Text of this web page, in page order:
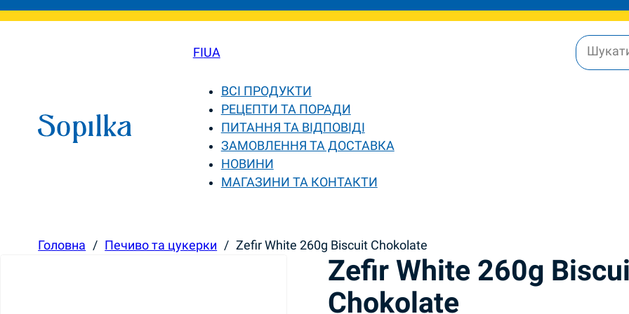
FIUA
ВСІ ПРОДУКТИ
РЕЦЕПТИ ТА ПОРАДИ
ПИТАННЯ ТА ВІДПОВІДІ
ЗАМОВЛЕННЯ ТА ДОСТАВКА
НОВИНИ
МАГАЗИНИ ТА КОНТАКТИ
Головна / Печиво та цукерки / Zefir White 260g Biscuit Chokolate
Zefir White 260g
Chokolate